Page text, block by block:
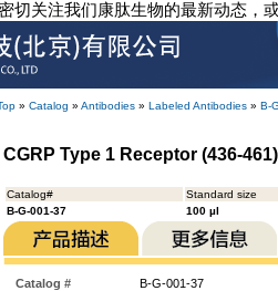
切关注我们康肽生物的最新动态，
» Catalog » Antibodies » Labeled Antibodies » B-
CGRP Type 1 Receptor (436-
Catalog#
Standard size
B-G-001-37
100 µl
Catalog #
B-G-001-37